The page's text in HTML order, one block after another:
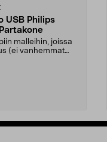
USB Philips
malleihin, joissa
(ei vanhemmat